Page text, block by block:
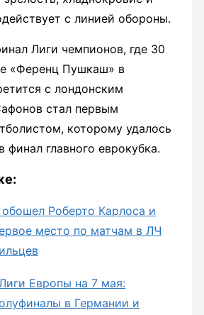
с линией обороны.
Лиги чемпионов, где 30
«Ференц Пушкаш» в
с лондонским
стал первым
которому удалось
главного еврокубка.
Роберто Карлоса и
место по матчам в ЛЧ
Европы на 7 мая:
в Германии и